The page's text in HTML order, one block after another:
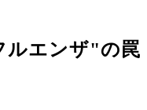
ルエンザ"の罠